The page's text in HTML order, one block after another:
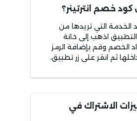
خصم انترتينر؟
الخدمة التي تريدها من
اذهب إلى خانة
الخصم وقم بإضافة الرمز
ثم انقر على زر تطبيق.
الاشتراك في